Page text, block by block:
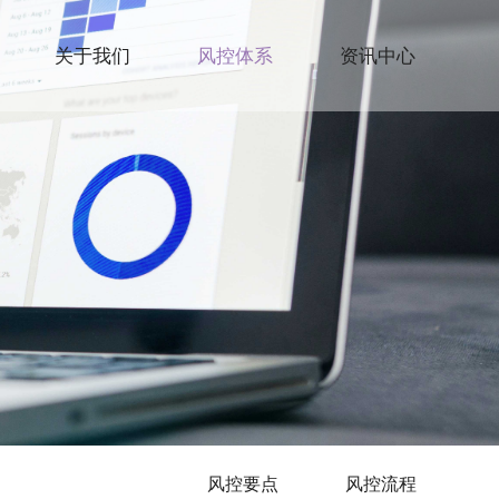
关于我们 风控体系 资讯中心
风控要点 风控流程